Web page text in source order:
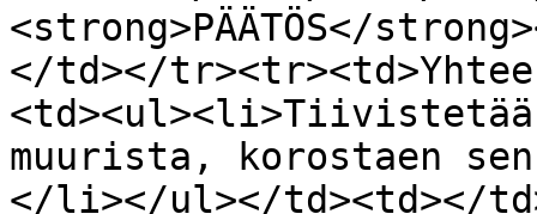
<strong>PÄÄTÖS</
</td></
muurista, korostaen
</li></ul></td><td></